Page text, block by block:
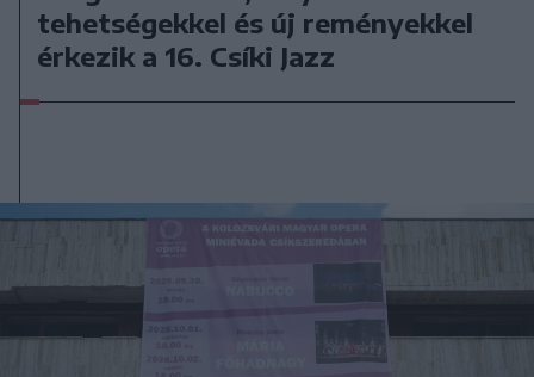
tehetségekkel és új reményekkel
érkezik a 16. Csíki Jazz